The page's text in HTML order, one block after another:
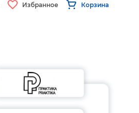
Избранное Корзина